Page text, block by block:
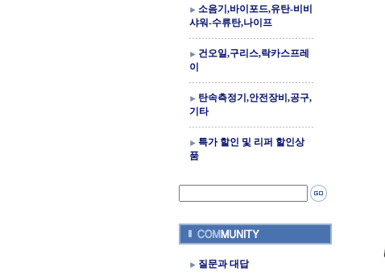
소음기,바이포드,유탄-비비
샤워-수류탄,나이프
건오일,구리스,락카스프레
이
탄속측정기,안전장비,공구,
기타
특가 할인 및 리퍼 할인상
품
질문과 대답